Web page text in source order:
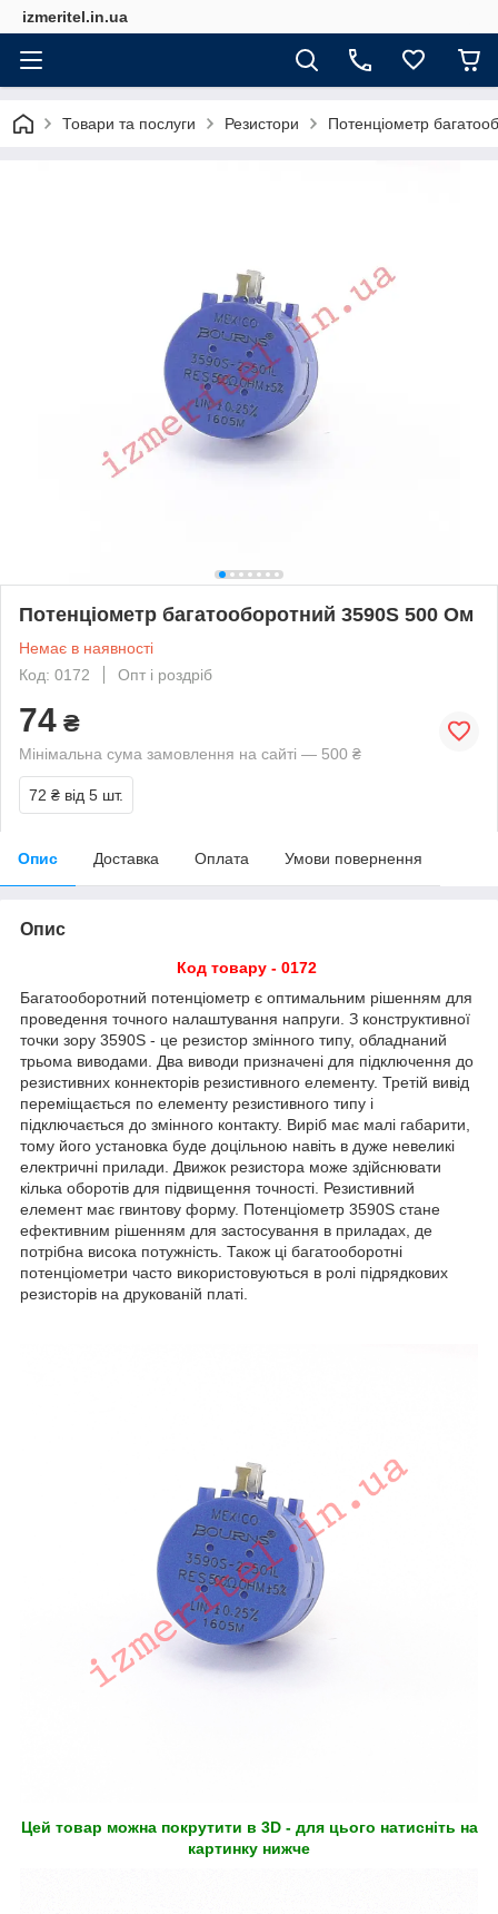
izmeritel.in.ua
Товари та послуги Резистори Потенціометр
Потенціометр багатооборотний 3590S 500 Ом
Немає в наявності
Код: 0172
Опт і роздріб
74 ₴
Мінімальна сума замовлення на сайті — 500 ₴
72 ₴ від 5 шт.
Опис Доставка Оплата Умови повернення
Опис
Код товару - 0172
Багатооборотний потенціометр є оптимальним рішенням для
проведення точного налаштування напруги. З конструктивної
точки зору 3590S - це резистор змінного типу, обладнаний
трьома виводами. Два виводи призначені для підключення до
резистивних коннекторів резистивного елементу. Третій вивід
переміщається по елементу резистивного типу і
підключається до змінного контакту. Виріб має малі габарити,
тому його установка буде доцільною навіть в дуже невеликі
електричні прилади. Движок резистора може здійснювати
кілька оборотів для підвищення точності. Резистивний
елемент має гвинтову форму. Потенціометр 3590S стане
ефективним рішенням для застосування в приладах, де
потрібна висока потужність. Також ці багатооборотні
потенціометри часто використовуються в ролі підрядкових
резисторів на друкованій платі.
Цей товар можна покрутити в 3D - для цього натисніть на
картинку нижче